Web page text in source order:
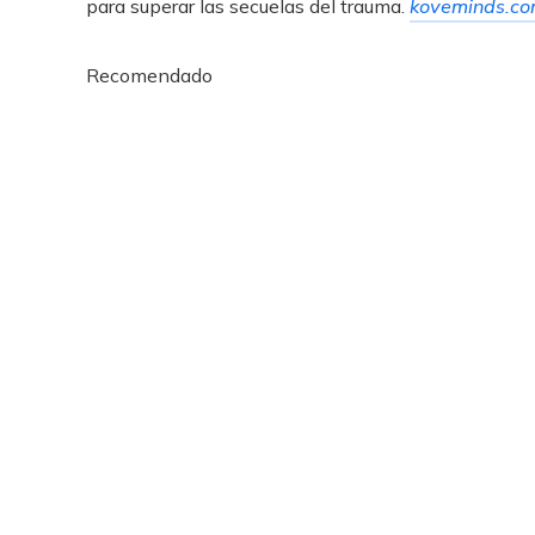
para superar las secuelas del trauma.
Recomendado